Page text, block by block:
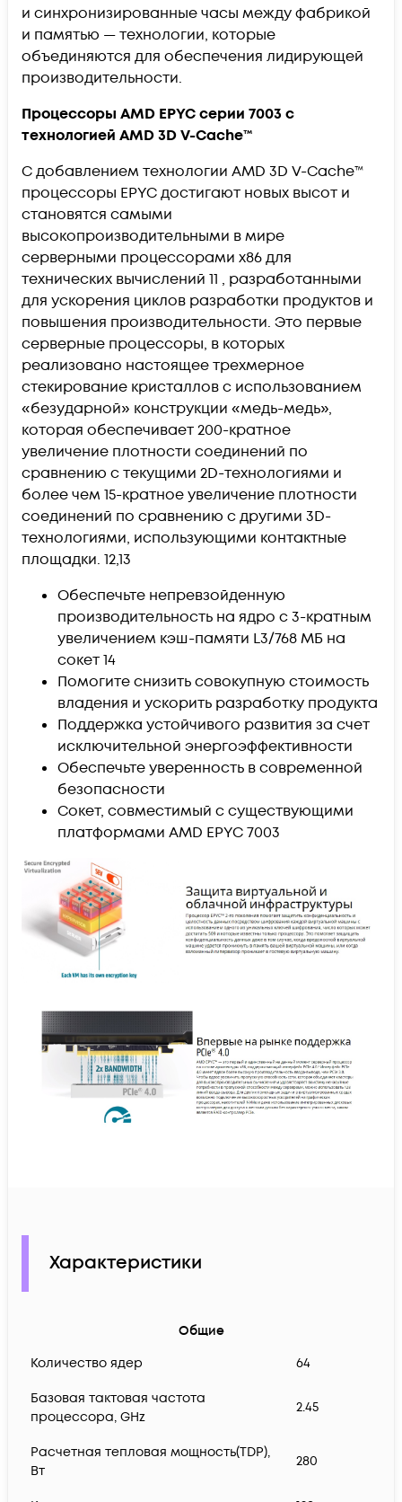
и синхронизированные часы между фабрикой
и памятью — технологии, которые
объединяются для обеспечения лидирующей
производительности.
Процессоры AMD EPYC серии 7003 с
технологией AMD 3D V-Cache™
С добавлением технологии AMD 3D V-Cache™
процессоры EPYC достигают новых высот и
становятся самыми
высокопроизводительными в мире
серверными процессорами x86 для
технических вычислений 11 , разработанными
для ускорения циклов разработки продуктов и
повышения производительности. Это первые
серверные процессоры, в которых
реализовано настоящее трехмерное
стекирование кристаллов с использованием
«безударной» конструкции «медь-медь»,
которая обеспечивает 200-кратное
увеличение плотности соединений по
сравнению с текущими 2D-технологиями и
более чем 15-кратное увеличение плотности
соединений по сравнению с другими 3D-
технологиями, использующими контактные
площадки. 12,13
Обеспечьте непревзойденную
производительность на ядро ​​с 3-кратным
увеличением кэш-памяти L3/768 МБ на
сокет 14
Помогите снизить совокупную стоимость
владения и ускорить разработку продукта
Поддержка устойчивого развития за счет
исключительной энергоэффективности
Обеспечьте уверенность в современной
безопасности
Сокет, совместимый с существующими
платформами AMD EPYC 7003
Характеристики
Общие
Количество ядер
64
Базовая тактовая частота
процессора, GHz
2.45
Расчетная тепловая мощность(TDP),
Вт
280